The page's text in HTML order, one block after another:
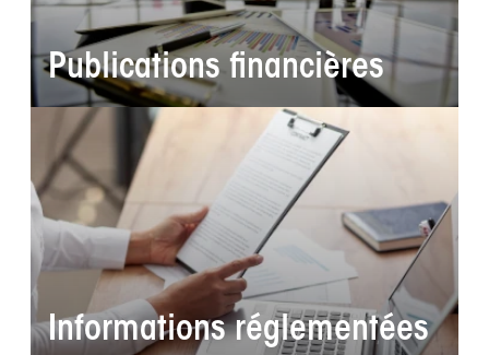
Publications financières
Informations réglementées